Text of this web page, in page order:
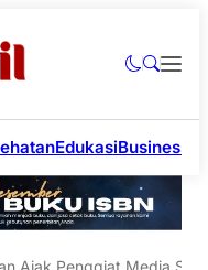
EdukasiBusiness
Ajak Penggiat Media